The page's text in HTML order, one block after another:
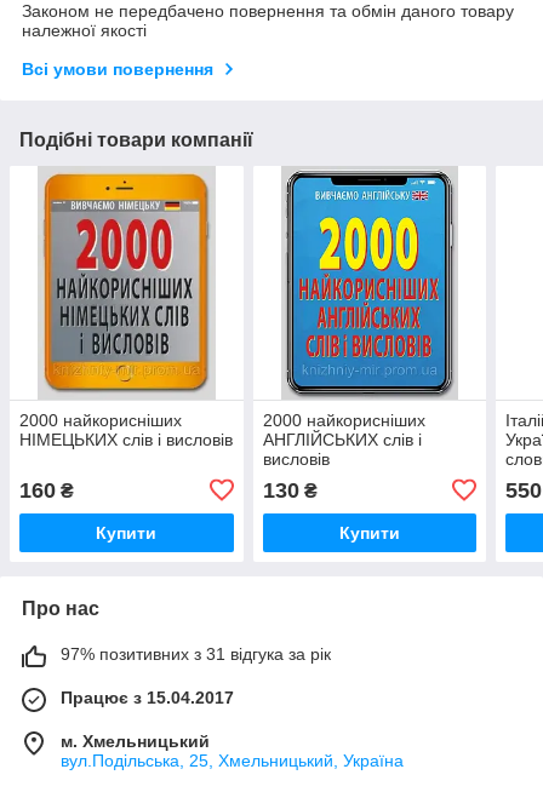
Законом не передбачено повернення та обмін даного товару
належної якості
Всі умови повернення
Подібні товари компанії
2000 найкорисніших
НІМЕЦЬКИХ слів і висловів
160 ₴
Купити
2000 найкорисніших
АНГЛІЙСЬКИХ слів і
висловів
130₴
Купити
550
Про нас
97% позитивних з 31 відгука за рік
Працює з 15.04.2017
м. Хмельницький
вул.Подільська, 25, Хмельницький, Україна